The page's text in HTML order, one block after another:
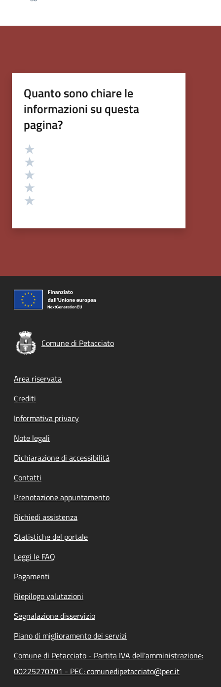
Quanto sono chiare le
informazioni su questa
pagina?
Valutazione
Comune di Petacciato
Footer menu
Area riservata
Crediti
Informativa privacy
Note legali
Dichiarazione di accessibilità
Contatti
Prenotazione appuntamento
Richiedi assistenza
Statistiche del portale
Leggi le FAQ
Pagamenti
Riepilogo valutazioni
Segnalazione disservizio
Piano di miglioramento dei servizi
Comune di Petacciato - Partita IVA dell'amministrazione:
00225270701 - PEC: comunedipetacciato@pec.it